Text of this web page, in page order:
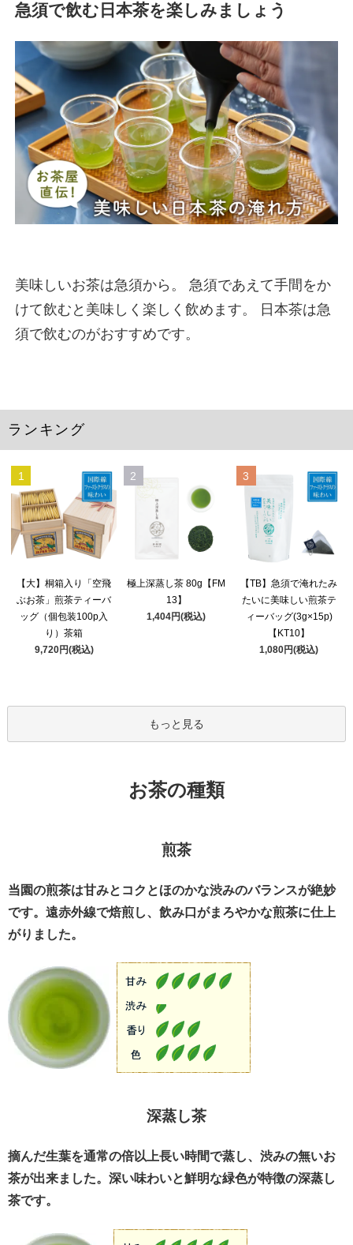
急須で飲む日本茶を楽しみましょう
美味しいお茶は急須から。 急須であえて手間をか
けて飲むと美味しく楽しく飲めます。 日本茶は急
須で飲むのがおすすめです。
ランキング
1
【大】桐箱入り「空飛
ぶお茶」煎茶ティーバ
ッグ（個包装100p入
り）茶箱
9,720円(税込)
2
極上深蒸し茶 80g【FM
13】
1,404円(税込)
3
【TB】急須で淹れたみ
たいに美味しい煎茶テ
ィーバッグ(3g×15p)
【KT10】
1,080円(税込)
もっと見る
お茶の種類
煎茶
当園の煎茶は甘みとコクとほのかな渋みのバランスが絶妙
です。遠赤外線で焙煎し、飲み口がまろやかな煎茶に仕上
がりました。
深蒸し茶
摘んだ生葉を通常の倍以上長い時間で蒸し、渋みの無いお
茶が出来ました。深い味わいと鮮明な緑色が特徴の深蒸し
茶です。